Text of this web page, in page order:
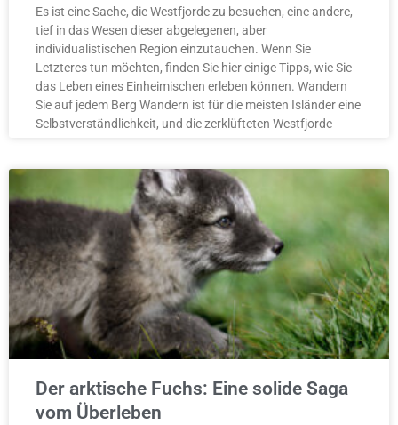
Es ist eine Sache, die Westfjorde zu besuchen, eine andere,
tief in das Wesen dieser abgelegenen, aber
individualistischen Region einzutauchen. Wenn Sie
Letzteres tun möchten, finden Sie hier einige Tipps, wie Sie
das Leben eines Einheimischen erleben können. Wandern
Sie auf jedem Berg Wandern ist für die meisten Isländer eine
Selbstverständlichkeit, und die zerklüfteten Westfjorde
Der arktische Fuchs: Eine solide Saga
vom Überleben